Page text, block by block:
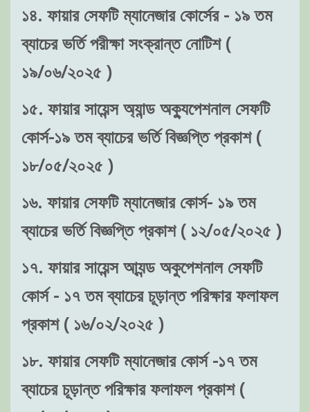
১৪. ফায়ার সেফটি ম্যানেজার কোর্সের - ১৯ তম
ব্যাচের ভর্তি পরীক্ষা সংক্রান্ত নোটিশ (
১৯/০৬/২০২৫ )
১৫. ফায়ার সায়েন্স অ্যান্ড অক্যুপেশনাল সেফটি
কোর্স-১৯ তম ব্যাচের ভর্তি বিজ্ঞপ্তি প্রকাশ (
১৮/০৫/২০২৫ )
১৬. ফায়ার সেফটি ম্যানেজার কোর্স- ১৯ তম
ব্যাচের ভর্তি বিজ্ঞপ্তি প্রকাশ ( ১২/০৫/২০২৫ )
১৭. ফায়ার সায়েন্স আ্যন্ড অকুপেশনাল সেফটি
কোর্স - ১৭ তম ব্যাচের চূড়ান্ত পরিক্ষার ফলাফল
প্রকাশ ( ১৬/০২/২০২৫ )
১৮. ফায়ার সেফটি ম্যানেজার কোর্স -১৭ তম
ব্যাচের চূড়ান্ত পরিক্ষার ফলাফল প্রকাশ (